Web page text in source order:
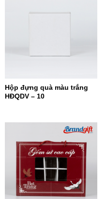
Hộp đựng quà màu trắng
HĐQDV – 10